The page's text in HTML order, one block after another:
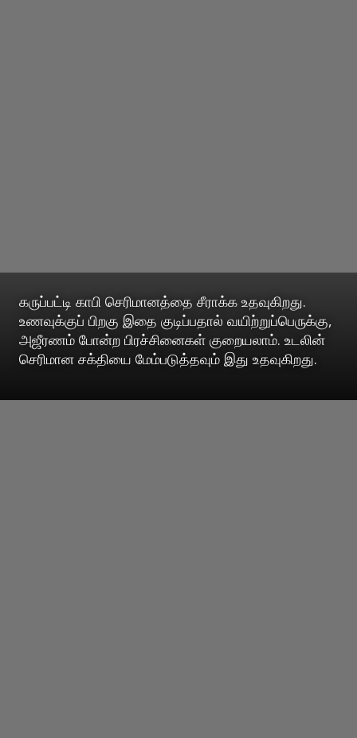
கருப்பட்டி காபி செரிமானத்தை சீராக்க உதவுகிறது.
உணவுக்குப் பிறகு இதை குடிப்பதால் வயிற்றுப்பெருக்கு,
அஜீரணம் போன்ற பிரச்சினைகள் குறையலாம். உடலின்
செரிமான சக்தியை மேம்படுத்தவும் இது உதவுகிறது.